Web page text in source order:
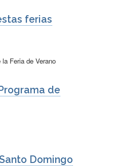
ferias
Feria de Verano
de
Domingo